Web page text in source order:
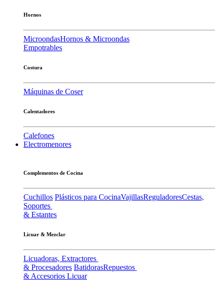
Hornos
MicroondasHornos & Microondas
Empotrables
Costura
Máquinas de Coser
Calentadores
Calefones
Electromenores
Complementos de Cocina
Cuchillos Plásticos para CocinaVajillasReguladoresCestas,
Soportes
& Estantes
Licuar & Mezclar
Licuadoras, Extractores
& Procesadores BatidorasRepuestos
& Accesorios Licuar